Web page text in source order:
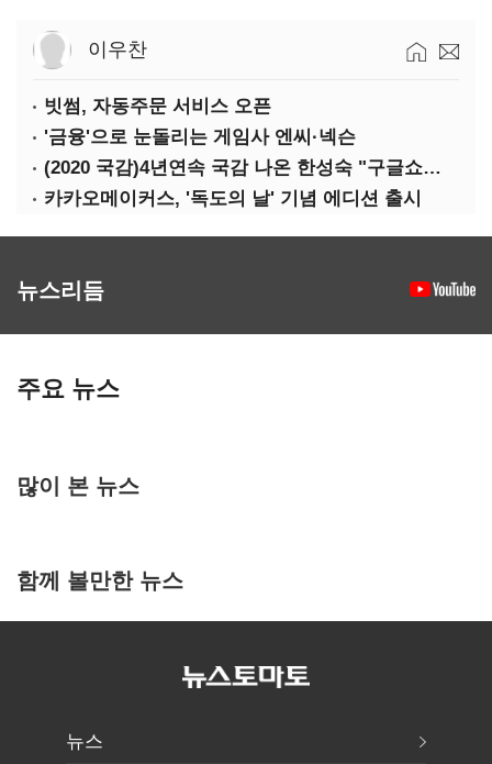
이우찬
빗썸, 자동주문 서비스 오픈
'금융'으로 눈돌리는 게임사 엔씨·넥슨
(2020 국감)4년연속 국감 나온 한성숙 "구글쇼핑과 네이버쇼핑 건은 달라"
카카오메이커스, '독도의 날' 기념 에디션 출시
뉴스리듬
주요 뉴스
많이 본 뉴스
함께 볼만한 뉴스
뉴스